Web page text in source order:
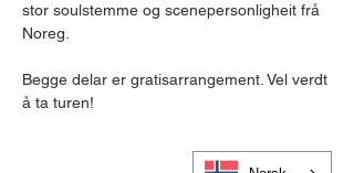
stor soulstemme og scenepersonligheit frå
Noreg.
Begge delar er gratisarrangement. Vel verdt
å ta turen!